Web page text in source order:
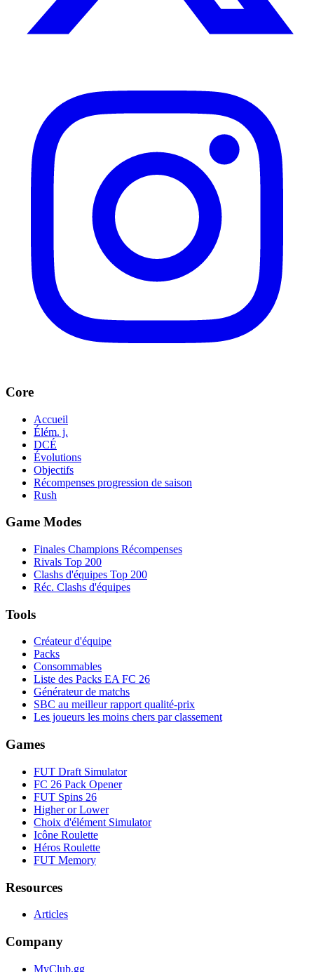
Core
Accueil
Élém. j.
DCÉ
Évolutions
Objectifs
Récompenses progression de saison
Rush
Game Modes
Finales Champions Récompenses
Rivals Top 200
Clashs d'équipes Top 200
Réc. Clashs d'équipes
Tools
Créateur d'équipe
Packs
Consommables
Liste des Packs EA FC 26
Générateur de matchs
SBC au meilleur rapport qualité-prix
Les joueurs les moins chers par classement
Games
FUT Draft Simulator
FC 26 Pack Opener
FUT Spins 26
Higher or Lower
Choix d'élément Simulator
Icône Roulette
Héros Roulette
FUT Memory
Resources
Articles
Company
MyClub.gg